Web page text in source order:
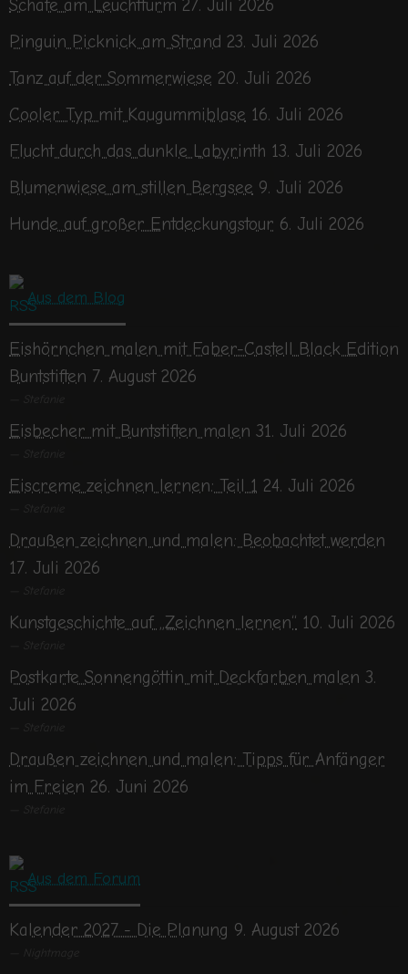
Schafe am Leuchtturm 27. Juli 2026
Pinguin Picknick am Strand 23. Juli 2026
Tanz auf der Sommerwiese 20. Juli 2026
Cooler Typ mit Kaugummiblase 16. Juli 2026
Flucht durch das dunkle Labyrinth 13. Juli 2026
Blumenwiese am stillen Bergsee 9. Juli 2026
Hunde auf großer Entdeckungstour 6. Juli 2026
Aus dem Blog
Eishörnchen malen mit Faber-Castell Black Edition
Buntstiften 7. August 2026
Eisbecher mit Buntstiften malen 31. Juli 2026
Eiscreme zeichnen lernen: Teil 1 24. Juli 2026
Draußen zeichnen und malen: Beobachtet werden
17. Juli 2026
Kunstgeschichte auf „Zeichnen lernen“ 10. Juli 2026
Postkarte Sonnengöttin mit Deckfarben malen 3.
Juli 2026
Draußen zeichnen und malen: Tipps für Anfänger
im Freien 26. Juni 2026
Aus dem Forum
Kalender 2027 - Die Planung 9. August 2026